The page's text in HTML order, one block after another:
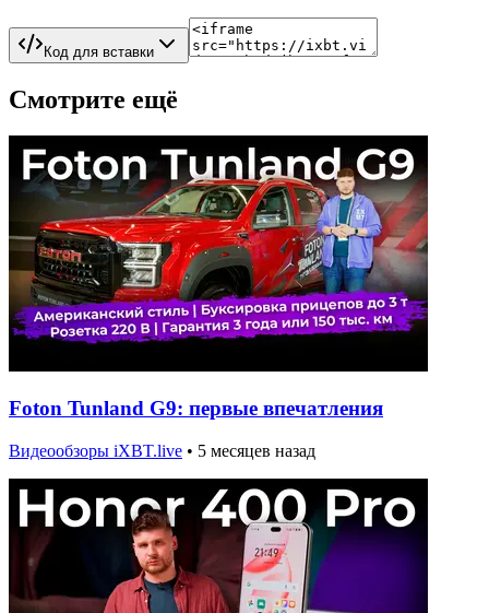
Код для вставки
Смотрите ещё
Foton Tunland G9: первые впечатления
Видеообзоры iXBT.live • 5 месяцев назад